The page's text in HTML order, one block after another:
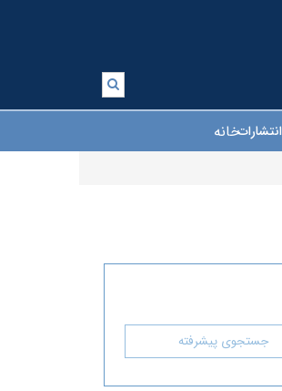
خانهانتشارات
جستجوی پیشرفته